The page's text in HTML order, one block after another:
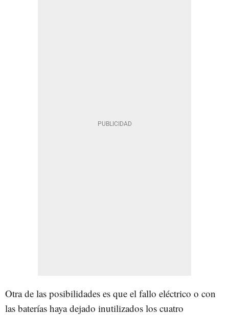
Otra de las posibilidades es que el fallo eléctrico o con
las baterías haya dejado inutilizados los cuatro